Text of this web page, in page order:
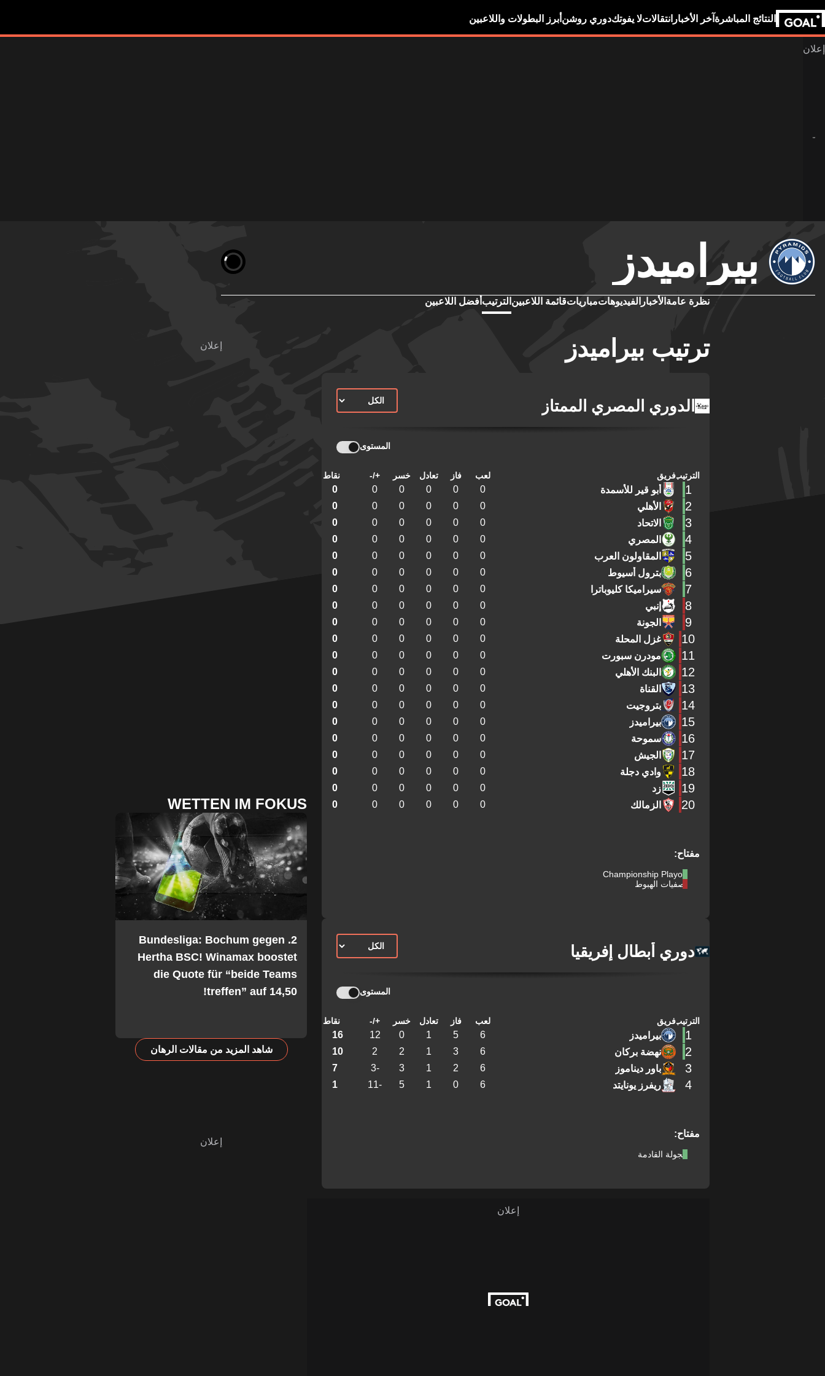
النتائج المباشرة آخر الأخبار انتقالاتلا يفوتكدوري روشن أبرز البطولات واللاعبين
بيراميدز
نظرة عامة الأخبار الفيديوهاتمبارياتقائمة اللاعبين الترتيب أفضل اللاعبين
ترتيب بيراميدز
الدوري المصري الممتاز
المستوى
مفتاح:
Championship Playoff
تصفيات الهبوط
الترتيبفريق لعب فاز تعادل خسر +/- نقاط
1 أبو قير للأسمدة 0
0
0
0
0
0
2 الأهلي 0
0
0
0
0
0
3 الاتحاد 0
0
0
0
0
0
4 المصري 0
0
0
0
0
0
5 المقاولون العرب 0
0
0
0
0
0
6 بترول أسيوط 0
0
0
0
0
0
7 سيراميكا كليوباترا 0
0
0
0
0
0
8 إنبي 0
0
0
0
0
0
9 الجونة 0
0
0
0
0
0
10 غزل المحلة 0
0
0
0
0
0
11 مودرن سبورت 0
0
0
0
0
0
12 البنك الأهلي 0
0
0
0
0
0
13 القناة 0
0
0
0
0
0
14 بتروجيت 0
0
0
0
0
0
15 بيراميدز 0
0
0
0
0
0
16 سموحة 0
0
0
0
0
0
17 الجيش 0
0
0
0
0
0
18 وادي دجلة 0
0
0
0
0
0
19 زد 0
0
0
0
0
0
20 الزمالك 0
0
0
0
0
0
دوري أبطال إفريقيا
المستوى
مفتاح:
الجولة القادمة
الترتيبفريق لعب فاز تعادل خسر +/- نقاط
1 بيراميدز 6
5
1
0
12
16
2 نهضة بركان 6
3
1
2
2
10
3 باور ديناموز 6
2
1
3
-3
7
4 ريفرز يونايتد 6
0
1
5
-11
1
WETTEN IM FOKUS
2. Bundesliga: Bochum gegen
Hertha BSC! Winamax boostet
die Quote für “beide Teams
treffen” auf 14,50!
شاهد المزيد من مقالات الرهان